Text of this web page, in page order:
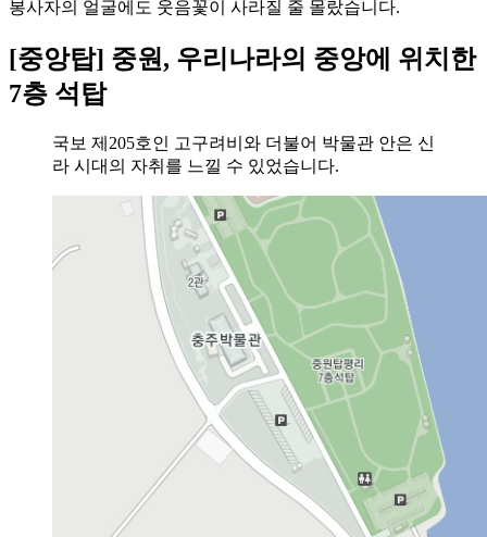
봉사자의 얼굴에도 웃음꽃이 사라질 줄 몰랐습니다.
[중앙탑] 중원, 우리나라의 중앙에 위치한
7층 석탑
국보 제205호인 고구려비와 더불어 박물관 안은 신
라 시대의 자취를 느낄 수 있었습니다.